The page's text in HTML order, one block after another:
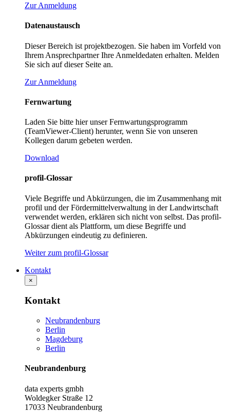
Zur Anmeldung
Datenaustausch
Dieser Bereich ist projektbezogen. Sie haben im Vorfeld von
Ihrem Ansprechpartner Ihre Anmeldedaten erhalten. Melden
Sie sich auf dieser Seite an.
Zur Anmeldung
Fernwartung
Laden Sie bitte hier unser Fernwartungsprogramm
(TeamViewer-Client) herunter, wenn Sie von unseren
Kollegen darum gebeten werden.
Download
profil-Glossar
Viele Begriffe und Abkürzungen, die im Zusammenhang mit
profil und der Fördermittelverwaltung in der Landwirtschaft
verwendet werden, erklären sich nicht von selbst. Das profil-
Glossar dient als Plattform, um diese Begriffe und
Abkürzungen eindeutig zu definieren.
Weiter zum profil-Glossar
Kontakt
×
Kontakt
Neubrandenburg
Berlin
Magdeburg
Berlin
Neubrandenburg
data experts gmbh
Woldegker Straße 12
17033 Neubrandenburg